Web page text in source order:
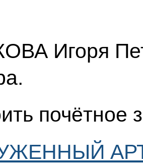
Игоря
почётное